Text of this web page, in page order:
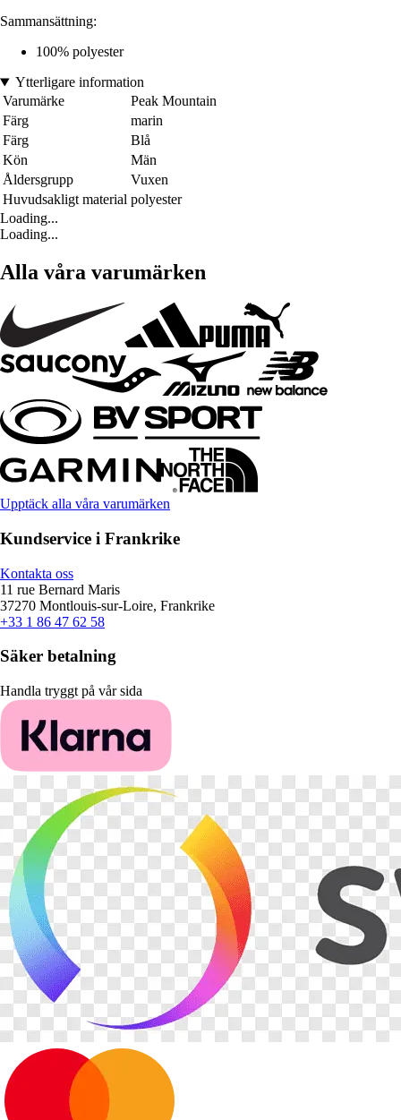
Sammansättning:
100% polyester
Ytterligare information
Varumärke
Peak Mountain
Färg
marin
Färg
Blå
Kön
Män
Åldersgrupp
Vuxen
Huvudsakligt material polyester
Loading...
Loading...
Alla våra varumärken
Upptäck alla våra varumärken
Kundservice i Frankrike
Kontakta oss
11 rue Bernard Maris
37270 Montlouis-sur-Loire, Frankrike
+33 1 86 47 62 58
Säker betalning
Handla tryggt på vår sida